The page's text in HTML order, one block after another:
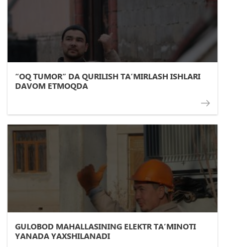
“OQ TUMOR” DA QURILISH TA’MIRLASH ISHLARI
DAVOM ETMOQDA
GULOBOD MAHALLASINING ELEKTR TA’MINOTI
YANADA YAXSHILANADI